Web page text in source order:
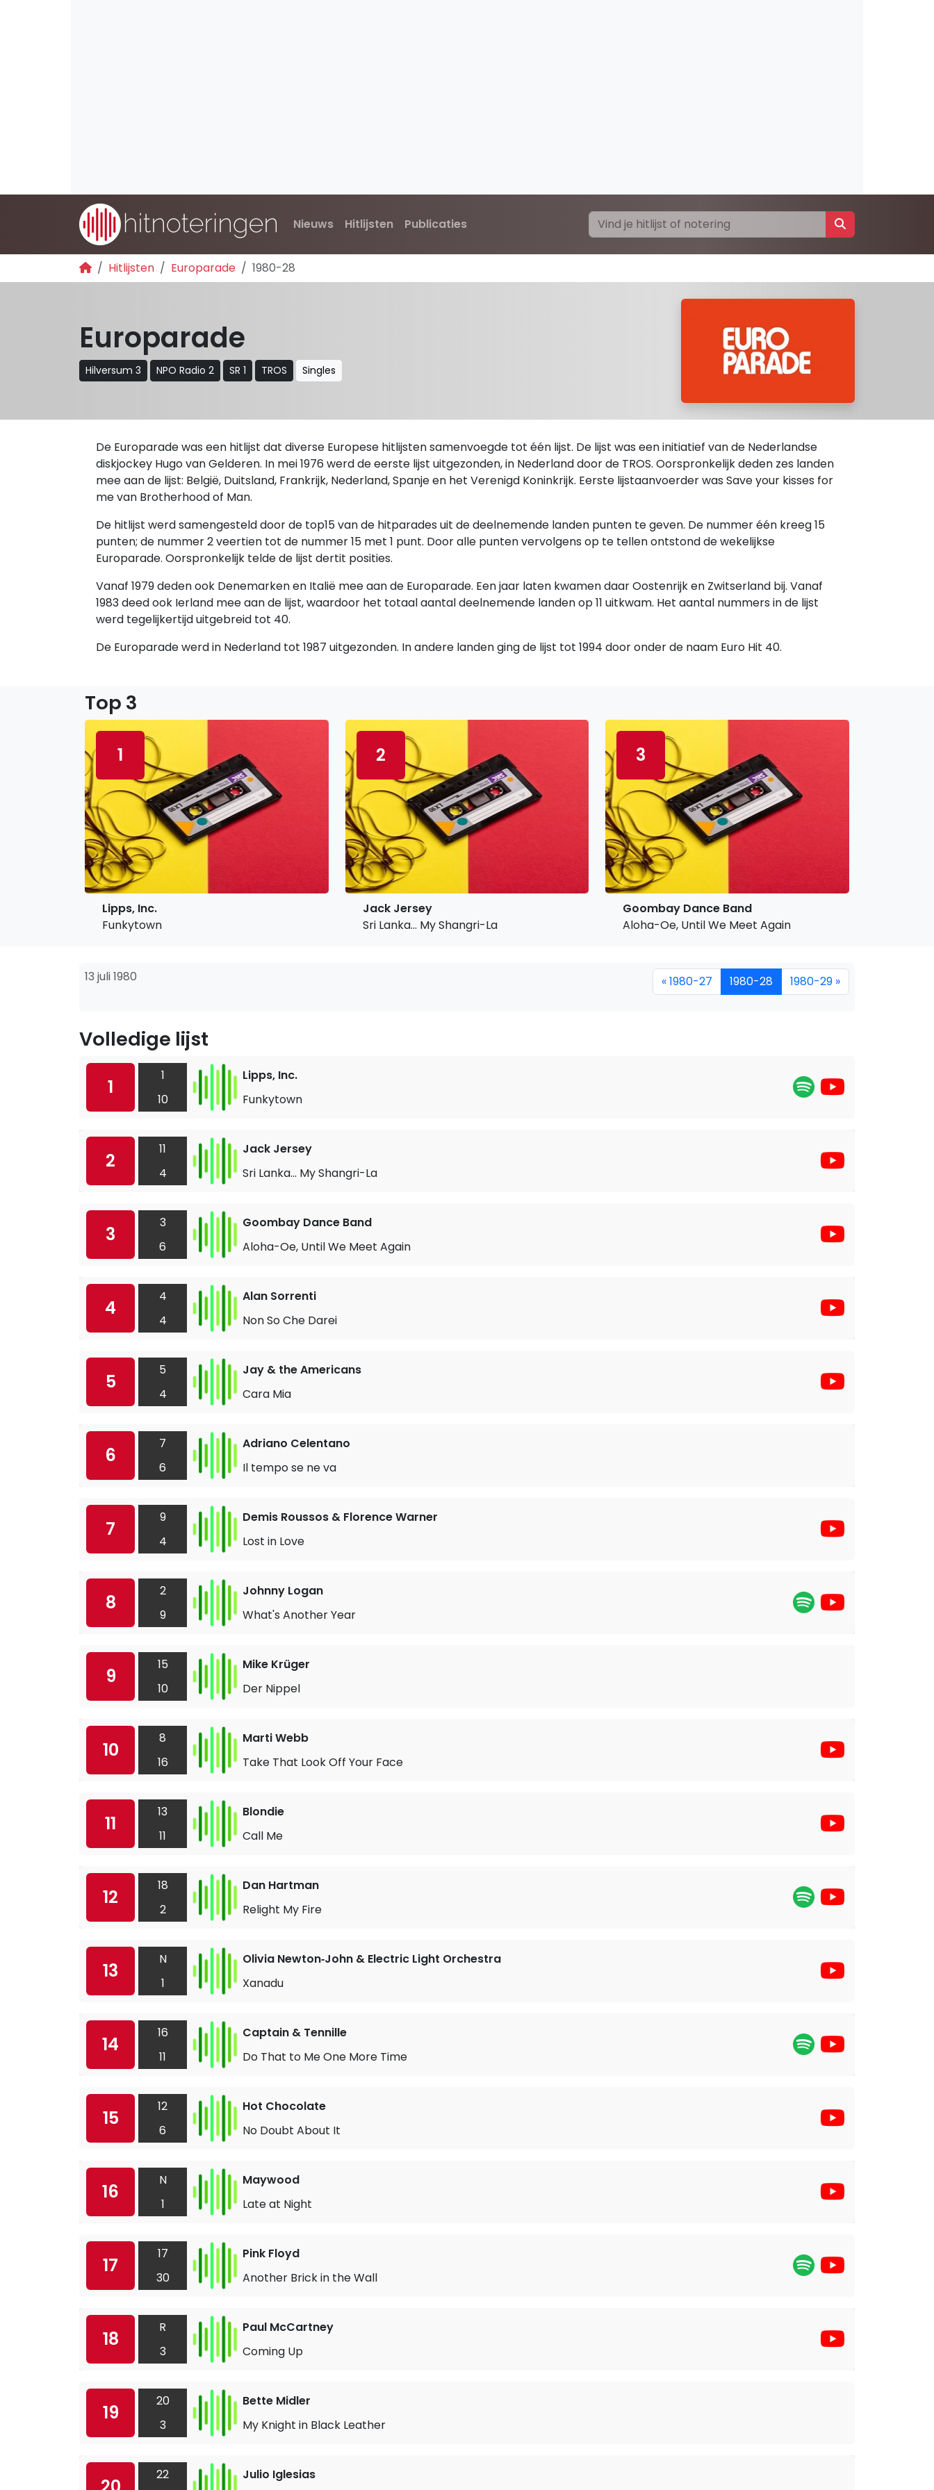
Nieuws Hitlijsten Publicaties
Hitlijsten Europarade 1980-28
Europarade
Hilversum 3 NPO Radio 2 SR 1 TROS Singles
De Europarade was een hitlijst dat diverse Europese hitlijsten samenvoegde tot één lijst. De lijst was een initiatief van de Nederlandse
diskjockey Hugo van Gelderen. In mei 1976 werd de eerste lijst uitgezonden, in Nederland door de TROS. Oorspronkelijk deden zes landen
mee aan de lijst: België, Duitsland, Frankrijk, Nederland, Spanje en het Verenigd Koninkrijk. Eerste lijstaanvoerder was Save your kisses for
me van Brotherhood of Man.
De hitlijst werd samengesteld door de top15 van de hitparades uit de deelnemende landen punten te geven. De nummer één kreeg 15
punten; de nummer 2 veertien tot de nummer 15 met 1 punt. Door alle punten vervolgens op te tellen ontstond de wekelijkse
Europarade. Oorspronkelijk telde de lijst dertit posities.
Vanaf 1979 deden ook Denemarken en Italië mee aan de Europarade. Een jaar laten kwamen daar Oostenrijk en Zwitserland bij. Vanaf
1983 deed ook Ierland mee aan de lijst, waardoor het totaal aantal deelnemende landen op 11 uitkwam. Het aantal nummers in de lijst
werd tegelijkertijd uitgebreid tot 40.
De Europarade werd in Nederland tot 1987 uitgezonden. In andere landen ging de lijst tot 1994 door onder de naam Euro Hit 40.
Top 3
1
Lipps, Inc.
Funkytown
2
Jack Jersey
Sri Lanka... My Shangri-La
3
Goombay Dance Band
Aloha-Oe, Until We Meet Again
13 juli 1980 « 1980-27 1980-28 1980-29 »
Volledige lijst
1
1
10
Lipps, Inc.
Funkytown
2
11
4
Jack Jersey
Sri Lanka... My Shangri-La
3
3
6
Goombay Dance Band
Aloha-Oe, Until We Meet Again
4
4
4
Alan Sorrenti
Non So Che Darei
5
5
4
Jay & the Americans
Cara Mia
6
7
6
Adriano Celentano
Il tempo se ne va
7
9
4
Demis Roussos & Florence Warner
Lost in Love
8
2
9
Johnny Logan
What's Another Year
9
15
10
Mike Krüger
Der Nippel
10
8
16
Marti Webb
Take That Look Off Your Face
11
13
11
Blondie
Call Me
12
18
2
Dan Hartman
Relight My Fire
13
N
1
Olivia Newton‐John & Electric Light Orchestra
Xanadu
14
16
11
Captain & Tennille
Do That to Me One More Time
15
12
6
Hot Chocolate
No Doubt About It
16
N
1
Maywood
Late at Night
17
17
30
Pink Floyd
Another Brick in the Wall
18
R
3
Paul McCartney
Coming Up
19
20
3
Bette Midler
My Knight in Black Leather
22 Julio Iglesias